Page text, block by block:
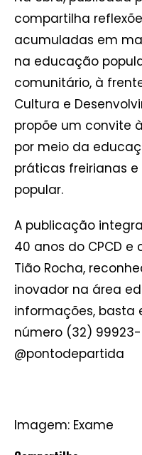
compartilha
acumuladas em
na educação
comunitário, à
Cultura e
propõe um convite
por meio da
práticas freirianas
popular.
A publicação
40 anos do CPCD
Tião Rocha,
inovador na área
informações, basta
número (32)
@pontodepartida
Imagem: Exame